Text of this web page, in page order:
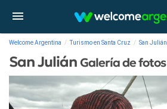
Welcome Argentina Turismo en Santa Cruz San Julián
San Julián Galería de fotos